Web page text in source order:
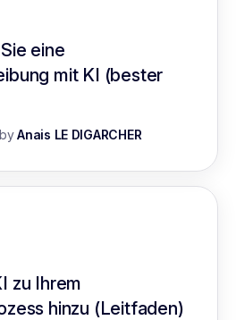
eine
mit KI (bester
byAnais LE DIGARCHER
zu Ihrem
hinzu (Leitfaden)